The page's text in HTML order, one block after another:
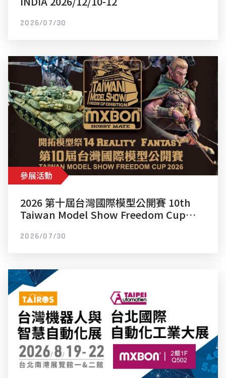
2026/07/30
參展活動
2026 第十屆台灣國際模型公開賽 10th
Taiwan Model Show Freedom Cup
2026/07/30